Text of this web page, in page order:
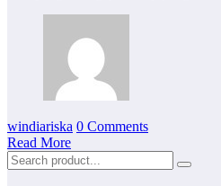
windiariska 0 Comments
Read More